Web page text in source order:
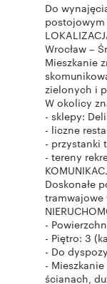
Do
Wrocław –
Mieszkanie
zielonych i
W okolicy
- sklepy:
- liczne
- przystanki
- tereny
Doskonałe
tramwajowe
-
- Piętro: 3
- Do
-
ścianach,